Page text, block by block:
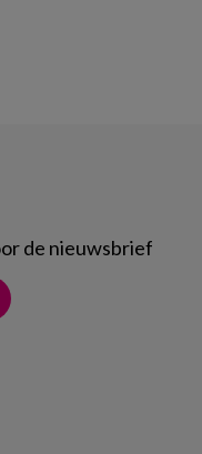
de nieuwsbrief